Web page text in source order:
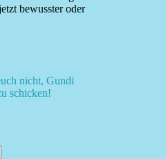
bewusster oder
nicht, Gundi
schicken!